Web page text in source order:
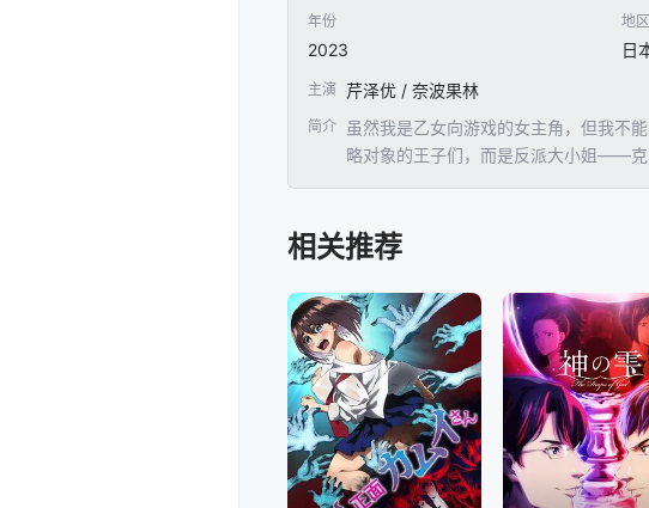
年份
2023
地区
日
主演 芹泽优 / 奈波果林
简介
虽然我是乙女向游戏的女主角，但我不
略对象的王子们，而是反派大小姐——克
相关推荐